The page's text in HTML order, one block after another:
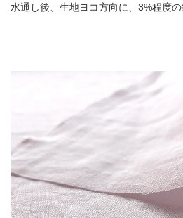
水通し後、生地ヨコ方向に、3%程度の